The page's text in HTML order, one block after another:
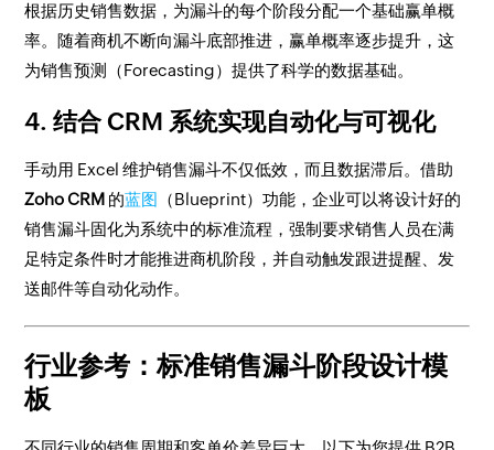
根据历史销售数据，为漏斗的每个阶段分配一个基础赢单概
率。随着商机不断向漏斗底部推进，赢单概率逐步提升，这
为销售预测（Forecasting）提供了科学的数据基础。
4. 结合 CRM 系统实现自动化与可视化
手动用 Excel 维护销售漏斗不仅低效，而且数据滞后。借助
Zoho CRM 的蓝图 （Blueprint）功能，企业可以将设计好的
销售漏斗固化为系统中的标准流程，强制要求销售人员在满
足特定条件时才能推进商机阶段，并自动触发跟进提醒、发
送邮件等自动化动作。
行业参考：标准销售漏斗阶段设计模
板